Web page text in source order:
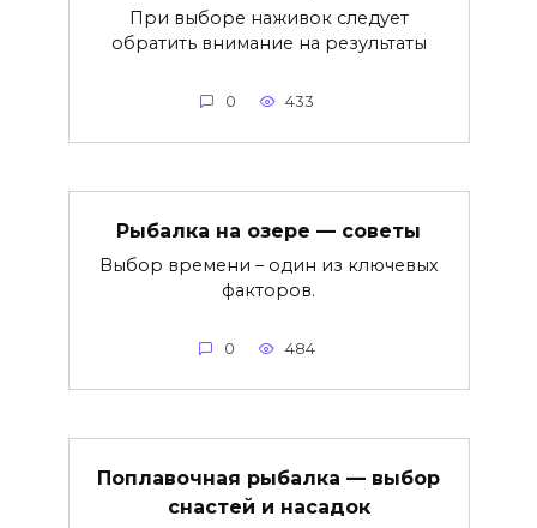
При выборе наживок следует
обратить внимание на результаты
0 433
Рыбалка на озере — советы
Выбор времени – один из ключевых
факторов.
0 484
Поплавочная рыбалка — выбор
снастей и насадок